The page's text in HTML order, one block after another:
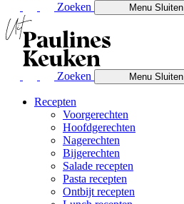
Zoeken
MenuSluiten
Zoeken MenuSluiten
Recepten
Voorgerechten
Hoofdgerechten
Nagerechten
Bijgerechten
Salade recepten
Pasta recepten
Ontbijt recepten